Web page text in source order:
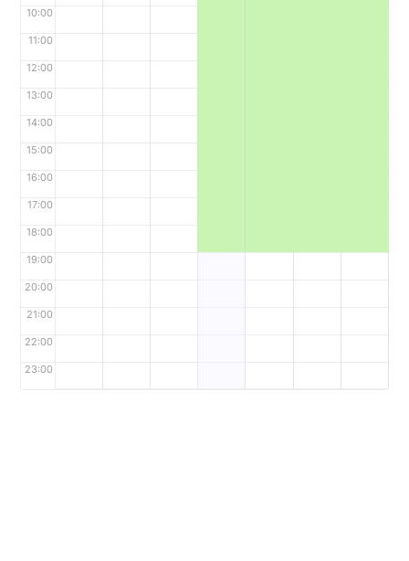
10:00
11:00
12:00
13:00
14:00
15:00
16:00
17:00
18:00
19:00
20:00
21:00
22:00
23:00